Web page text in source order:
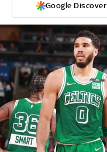
Google Discover